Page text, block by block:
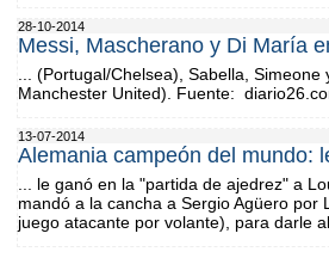
28-10-2014
Messi, Mascherano y Di María
... (Portugal/Chelsea), Sabella, Simeone
Manchester United). Fuente:
13-07-2014
Alemania campeón del mundo:
... le ganó en la "partida de ajedrez" a
mandó a la cancha a Sergio Agüero
juego atacante por volante), para darle